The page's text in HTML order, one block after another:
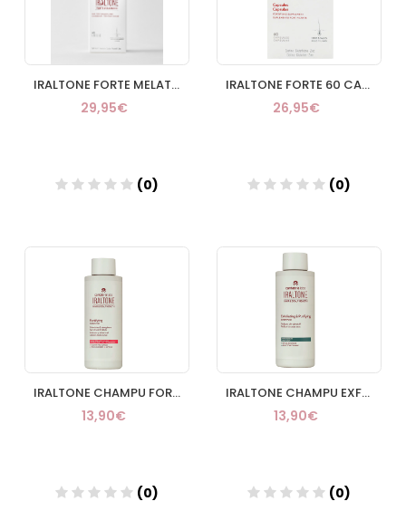
IRALTONE FORTE MELATONIN 60 CA
29,95€
(0)
Añadir
IRALTONE FORTE 60 CAPS
26,95€
(0)
Añadir
IRALTONE CHAMPU FORTIFICANTE 200 ML
13,90€
(0)
IRALTONE CHAMPU EXFOLIANTE PURIFICANTE 1 TUBO 200 ML
13,90€
(0)